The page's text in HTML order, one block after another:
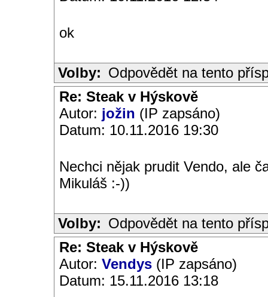
ok
Volby: Odpovědět na tento
Re: Steak v Hýskově
Autor: jožin (IP zapsáno)
Datum: 10.11.2016 19:30
Nechci nějak prudit Vendo, ale
Mikuláš :-))
Volby: Odpovědět na tento
Re: Steak v Hýskově
Autor: Vendys (IP zapsáno)
Datum: 15.11.2016 13:18